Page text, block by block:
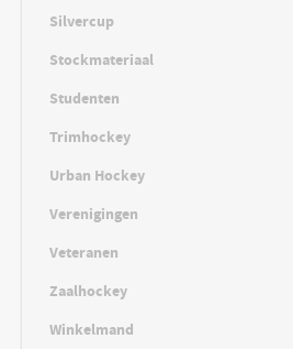
Silvercup
Stockmateriaal
Studenten
Trimhockey
Urban Hockey
Verenigingen
Veteranen
Zaalhockey
Winkelmand